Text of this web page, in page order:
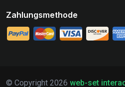
Zahlungsmethode
© Copyright 2026 web-set